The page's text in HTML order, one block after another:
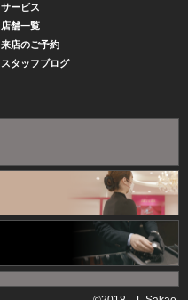
サービス
店舗一覧
来店のご予約
スタッフブログ